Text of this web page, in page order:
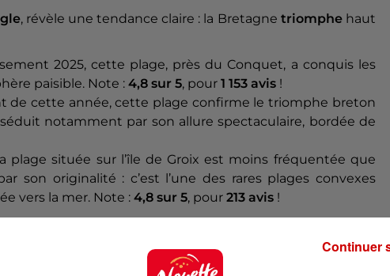
, révèle une tendance claire : la Bretagne triomphehaut
2025, cette plage, près du Conquet, a conquis les
paisible. Note : 4,8 sur 5, pour 1 153 avis !
de cette année, cette plage confirme le triomphe breton
notamment par son allure spectaculaire, bordée de
plage située sur l’île de Groix est moins fréquentée que
son originalité : c’est l’une des rares plages convexes
vers la mer. Note : 4,8 sur 5, pour 213 avis !
concurrence : 7 sur 10 dans le classement viennent du
Continuer